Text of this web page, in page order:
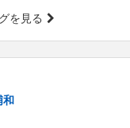
を見る
和